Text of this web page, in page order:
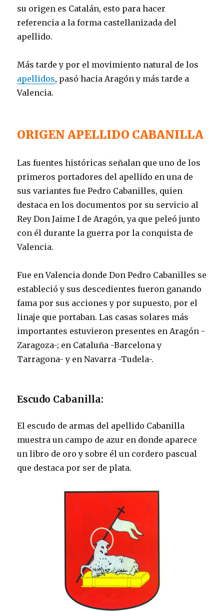
su origen es Catalán, esto para hacer
referencia a la forma castellanizada del
apellido.
Más tarde y por el movimiento natural de los
apellidos, pasó hacia Aragón y más tarde a
Valencia.
ORIGEN APELLIDO CABANILLA
Las fuentes históricas señalan que uno de los
primeros portadores del apellido en una de
sus variantes fue Pedro Cabanilles, quien
destaca en los documentos por su servicio al
Rey Don Jaime I de Aragón, ya que peleó junto
con él durante la guerra por la conquista de
Valencia.
Fue en Valencia donde Don Pedro Cabanilles se
estableció y sus descedientes fueron ganando
fama por sus acciones y por supuesto, por el
linaje que portaban. Las casas solares más
importantes estuvieron presentes en Aragón -
Zaragoza-; en Cataluña -Barcelona y
Tarragona- y en Navarra -Tudela-.
Escudo Cabanilla:
El escudo de armas del apellido Cabanilla
muestra un campo de azur en donde aparece
un libro de oro y sobre él un cordero pascual
que destaca por ser de plata.